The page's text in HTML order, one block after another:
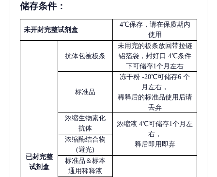
储存条件：
未开封完整试剂盒
4℃保存，请在保质期内
使用
已封完整
试剂盒
抗体包被板条
未用完的板条放回带拉链
铝箔袋，封好口 4℃条件
下可储存1个月左右
标准品
冻干粉 -20℃可储存6 个
月左右，
稀释后的标准品使用后请
丢弃
浓缩生物素化
抗体
浓缩液 4℃可储存1个月左
右，
释后即用即弃
浓缩酶结合物
(避光)
标准品＆标本
通用稀释液